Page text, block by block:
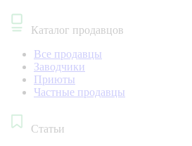
Каталог продавцов
Все продавцы
Заводчики
Приюты
Частные продавцы
Статьи